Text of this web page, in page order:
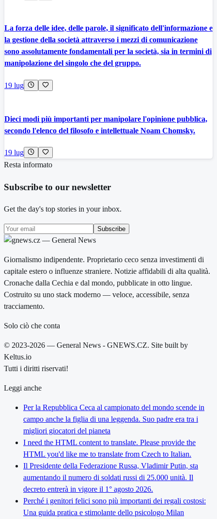
La forza delle idee, delle parole, il significato dell'informazione e
la gestione della società attraverso i mezzi di comunicazione
sono assolutamente fondamentali per la società, sia in termini di
manipolazione del singolo che del gruppo.
19 lug
Dieci modi più importanti per manipolare l'opinione pubblica,
secondo l'elenco del filosofo e intellettuale Noam Chomsky.
19 lug
Resta informato
Subscribe to our newsletter
Get the day's top stories in your inbox.
Subscribe
Giornalismo indipendente. Proprietario ceco senza investimenti di
capitale estero o influenze straniere. Notizie affidabili di alta qualità.
Cronache dalla Cechia e dal mondo, pubblicate in otto lingue.
Costruito su uno stack moderno — veloce, accessibile, senza
tracciamento.
Solo ciò che conta
© 2023-2026 — General News - GNEWS.CZ. Site built by
Keltus.io
Tutti i diritti riservati!
Leggi anche
Per la Repubblica Ceca al campionato del mondo scende in
campo anche la figlia di una leggenda. Suo padre era tra i
migliori giocatori del pianeta
I need the HTML content to translate. Please provide the
HTML you'd like me to translate from Czech to Italian.
Il Presidente della Federazione Russa, Vladimir Putin, sta
aumentando il numero di soldati russi di 25.000 unità. Il
decreto entrerà in vigore il 1° agosto 2026.
Perché i genitori felici sono più importanti dei regali costosi:
Una guida pratica e stimolante dello psicologo Milan